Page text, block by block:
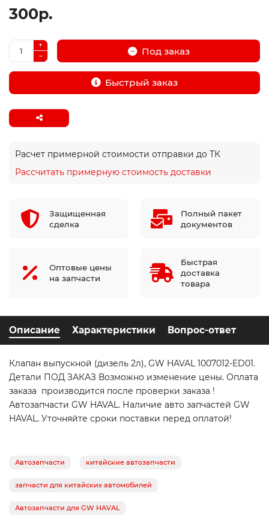
300р.
Под заказ
Быстрый заказ
Расчет примерной стоимости отправки до ТК
Рассчитать примерную стоимость доставки
Защищенная
сделка
Полный пакет
документов
Оптовые цены
на запчасти
Быстрая
доставка
товара
Описание Характеристики Вопрос-ответ
Клапан выпускной (дизель 2л), GW HAVAL 1007012-ED01.
Детали ПОД ЗАКАЗ Возможно изменение цены. Оплата
заказа производится после проверки заказа !
Автозапчасти GW HAVAL. Наличие авто запчастей GW
HAVAL. Уточняйте сроки поставки перед оплатой!
Автозапчасти китайские автозапчасти
запчасти для китайских автомобилей
Автозапчасти для GW HAVAL